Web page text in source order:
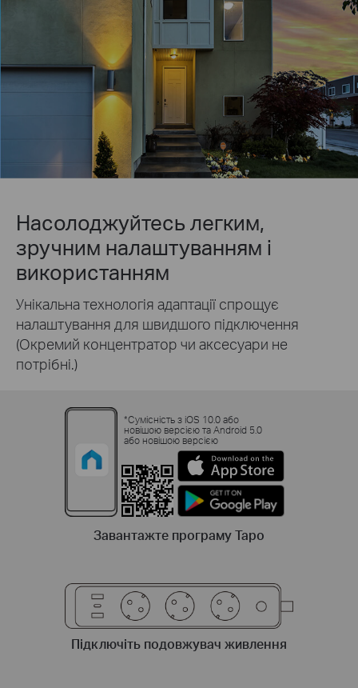
Насолоджуйтесь легким,
зручним налаштуванням і
використанням
Унікальна технологія адаптації спрощує
налаштування для швидшого підключення
(Окремий концентратор чи аксесуари не
потрібні.)
*Сумісність з iOS 10.0 або
новішою версією та Android 5.0
або новішою версією
Завантажте програму Tapo
Підключіть подовжувач живлення